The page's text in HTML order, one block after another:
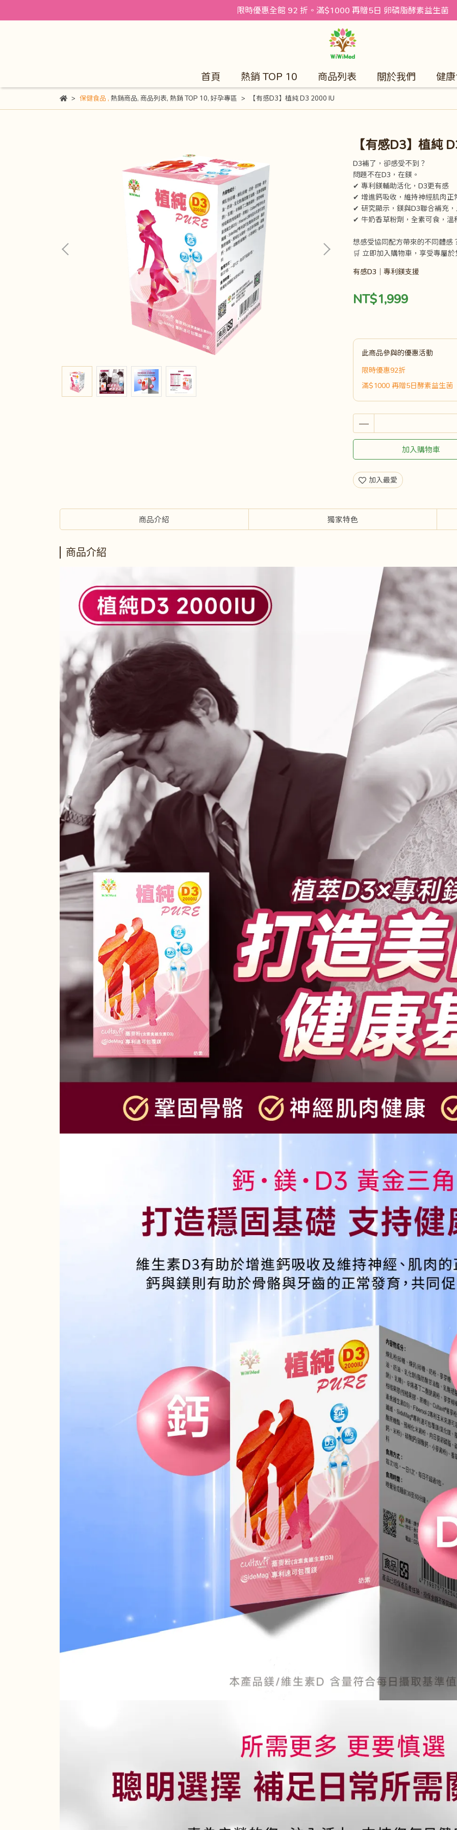
限時優惠全館 92 折。滿$1000 再贈5日 卵磷脂酵素益生菌
首頁 熱銷 TOP 10 商品列表 關於我們 健
保健食品 , 熱銷商品, 商品列表, 熱銷 TOP 10, 好孕專區 【有感D3】植純 D3 2000 IU
【有感D3】植純
D3補了，卻感受不到？
問題不在D3，在鎂。
✔ 專利鎂輔助活化，D3更有感
✔ 增進鈣吸收，維持神經肌肉正
✔ 研究顯示，鎂與D3聯合補充
✔ 牛奶香草粉劑，全素可食，溫
想感受協同配方帶來的不同體感
🛒 立即加入購物車，享受專屬
有感D3｜專利鎂支援
NT$1,999
此商品參與的優惠活動
限時優惠92折
滿$1000 再贈5日酵素益生菌
加入購物車
加入最愛
商品介紹 獨家特色
商品介紹